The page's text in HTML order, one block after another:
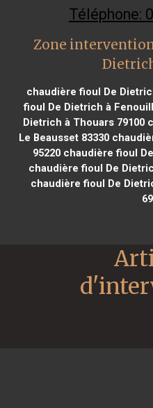
Téléphone:
Zone
chaudière fioul De
fioul De Dietrich à
Dietrich à Thouars 79100
Le Beausset 83330
95220 chaudière fioul
chaudière fioul De
chaudière fioul De